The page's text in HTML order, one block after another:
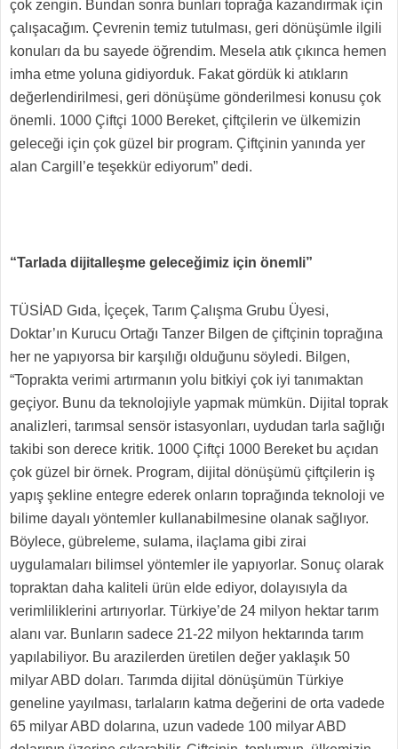
çok zengin. Bundan sonra bunları toprağa kazandırmak için
çalışacağım. Çevrenin temiz tutulması, geri dönüşümle ilgili
konuları da bu sayede öğrendim. Mesela atık çıkınca hemen
imha etme yoluna gidiyorduk. Fakat gördük ki atıkların
değerlendirilmesi, geri dönüşüme gönderilmesi konusu çok
önemli. 1000 Çiftçi 1000 Bereket, çiftçilerin ve ülkemizin
geleceği için çok güzel bir program. Çiftçinin yanında yer
alan Cargill’e teşekkür ediyorum” dedi.
“Tarlada dijitalleşme geleceğimiz için önemli”
TÜSİAD Gıda, İçeçek, Tarım Çalışma Grubu Üyesi,
Doktar’ın Kurucu Ortağı Tanzer Bilgen de çiftçinin toprağına
her ne yapıyorsa bir karşılığı olduğunu söyledi. Bilgen,
“Toprakta verimi artırmanın yolu bitkiyi çok iyi tanımaktan
geçiyor. Bunu da teknolojiyle yapmak mümkün. Dijital toprak
analizleri, tarımsal sensör istasyonları, uydudan tarla sağlığı
takibi son derece kritik. 1000 Çiftçi 1000 Bereket bu açıdan
çok güzel bir örnek. Program, dijital dönüşümü çiftçilerin iş
yapış şekline entegre ederek onların toprağında teknoloji ve
bilime dayalı yöntemler kullanabilmesine olanak sağlıyor.
Böylece, gübreleme, sulama, ilaçlama gibi zirai
uygulamaları bilimsel yöntemler ile yapıyorlar. Sonuç olarak
topraktan daha kaliteli ürün elde ediyor, dolayısıyla da
verimliliklerini artırıyorlar. Türkiye’de 24 milyon hektar tarım
alanı var. Bunların sadece 21-22 milyon hektarında tarım
yapılabiliyor. Bu arazilerden üretilen değer yaklaşık 50
milyar ABD doları. Tarımda dijital dönüşümün Türkiye
geneline yayılması, tarlaların katma değerini de orta vadede
65 milyar ABD dolarına, uzun vadede 100 milyar ABD